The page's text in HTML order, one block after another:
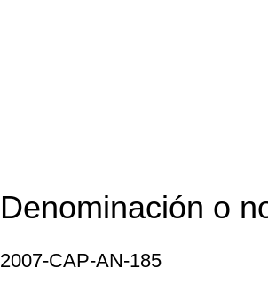
Denominación o
2007-CAP-AN-185